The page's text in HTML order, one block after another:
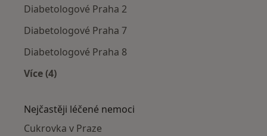
Diabetologové Praha 2
Diabetologové Praha 7
Diabetologové Praha 8
Více (4)
Nejčastěji léčené nemoci
Cukrovka v Praze